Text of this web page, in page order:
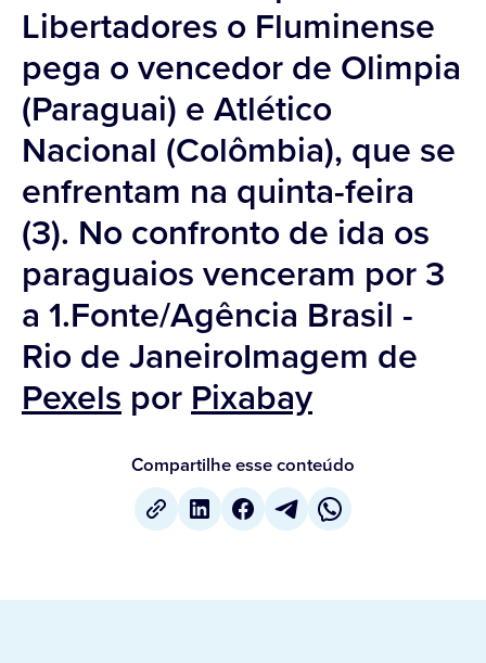
Libertadores o Fluminense
pega o vencedor de Olimpia
(Paraguai) e Atlético
Nacional (Colômbia), que se
enfrentam na quinta-feira
(3). No confronto de ida os
paraguaios venceram por 3
a 1.Fonte/Agência Brasil -
Rio de JaneiroImagem de
Pexels por Pixabay
Compartilhe esse conteúdo